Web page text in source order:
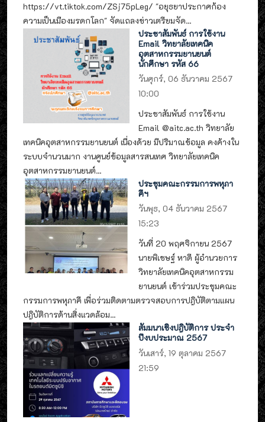
https://vt.tiktok.com/ZSj75pLeg/ "อยุธยาประกาศก้อง
ความเป็นเมืองมรดกโลก" จัดแถลงข่าวเตรียมจัด...
ประชาสัมพันธ์ การใช้งาน
Email วิทยาลัยเทคนิค
อุตสาหกรรมยานยนต์
นักศึกษา รหัส 66
วันศุกร์, 06 ธันวาคม 2567
10:00
ประชาสัมพันธ์ การใช้งาน
Email @aitc.ac.th วิทยาลัย
เทคนิคอุตสาหกรรมยานยนต์ เนื่องด้วย มีปริมาณข้อมูล คงค้างใน
ระบบจำนวนมาก งานศูนย์ข้อมูลสารสนเทศ วิทยาลัยเทคนิค
อุตสาหกรรมยานยนต์...
ประชุมคณะกรรมการพหุภา
คีฯ
วันพุธ, 04 ธันวาคม 2567
15:23
วันที่ 20 พฤศจิกายน 2567
นายพิเชษฐ์ หาดี ผู้อำนวยการ
วิทยาลัยเทคนิคอุตสาหกรรม
ยานยนต์ เข้าร่วมประชุมคณะ
กรรมการพหุภาคี เพื่อร่วมติดตามตรวจสอบการปฎิบัติตามแผน
ปฎิบัติการด้านสิ่งแวดล้อม...
สัมมนาเชิงปฎิบัติการ ประจำ
ปีงบประมาณ 2567
วันเสาร์, 19 ตุลาคม 2567
21:59